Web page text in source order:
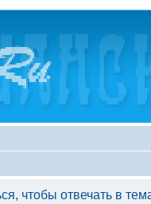
чтобы отвечать в